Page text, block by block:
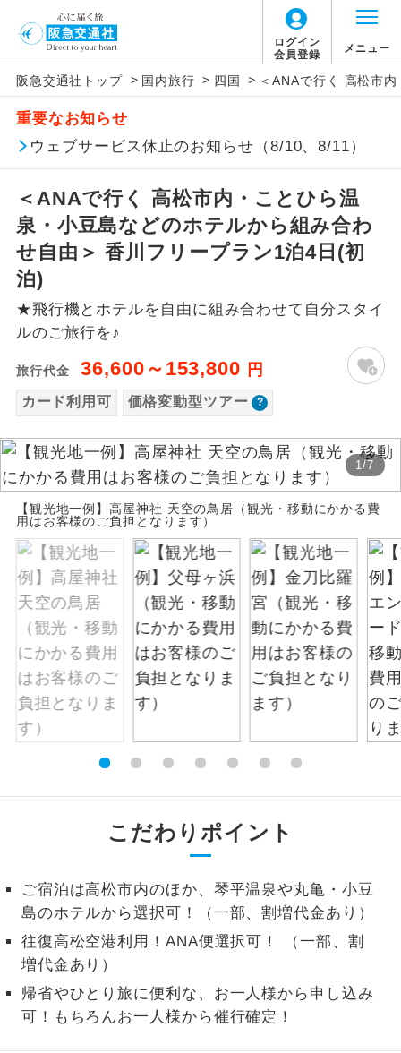
ログイン
会員登録
メニュー
阪急交通社トップ > 国内旅行 > 四国 > ＜ANAで行く 高松市
重要なお知らせ
ウェブサービス休止のお知らせ（8/10、8/11）
＜ANAで行く 高松市内・ことひら温
泉・小豆島などのホテルから組み合わ
せ自由＞ 香川フリープラン1泊4日(初
泊)
★飛行機とホテルを自由に組み合わせて自分スタイ
ルのご旅行を♪
旅行代金 36,600～153,800 円
カード利用可 価格変動型ツアー
1/7
【観光地一例】高屋神社 天空の鳥居（観光・移動にかかる費
用はお客様のご負担となります）
こだわりポイント
ご宿泊は高松市内のほか、琴平温泉や丸亀・小豆
島のホテルから選択可！（一部、割増代金あり）
往復高松空港利用！ANA便選択可！ （一部、割
増代金あり）
帰省やひとり旅に便利な、お一人様から申し込み
可！もちろんお一人様から催行確定！
アイコン 説明
添乗員同行
往路出発空港（駅）から復路到着空港
（駅）まで同行します。
現地添乗員同
行
現地到着空港（駅）から最終日出発空港
（駅）まで添乗員が同行します。
バスガイド乗
務
バスガイドが乗務し、車内での観光案内
新コース
世界遺産
ユネスコに登録されている文化遺産や自
然遺産を訪ねるコースです。
絶景スポットに立ち寄るコースです。
温泉 温泉地にも宿泊するコースです。
露天風呂
ご宿泊ホテルに露天風呂が付いていま
す。
大浴場 ご宿泊ホテルに大浴場が付いています。
全食事付き
全てのお食事が付いていますので、お食
事の心配はいりません。（機内食を除
く）
お部屋にてゆっくりとお召し上がりいた
トラベルイヤ
周りの音を気にせず、ガイドさんの説明
1名様催行
1名様から出発可能な個人型プランで
2名様催行
2名様から出発可能な個人型プランで
す。
おひとり様参
加限定
おひとり様限定でご参加いただけるコー
1名様1室同代
金
1名様1室利用でも追加料金がかからない
「価格変動型ツアー」に関するご案内
価格変動型ツアーとは
賃」を利用したツアーです。
お申し込み時期・ご利用便の空席状況に
よって料金が変動いたします。
以下の注意事項をあらかじめご了承いただき
ますようお願いいたします。
お支払いについて
お支払いは、クレジットカード決済のみとな
ります。
お申し込みの最後にクレジットカード決済を
していただき、決済手続き完了をもちまし
て、ご旅行の契約が成立となります。
ご予約方法について
ウェブ限定コースとなりますので、コールセ
ンター及びカウンターでのお申し込みはでき
ません。